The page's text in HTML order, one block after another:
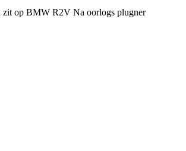
zit op BMW R2V Na oorlogs plugner